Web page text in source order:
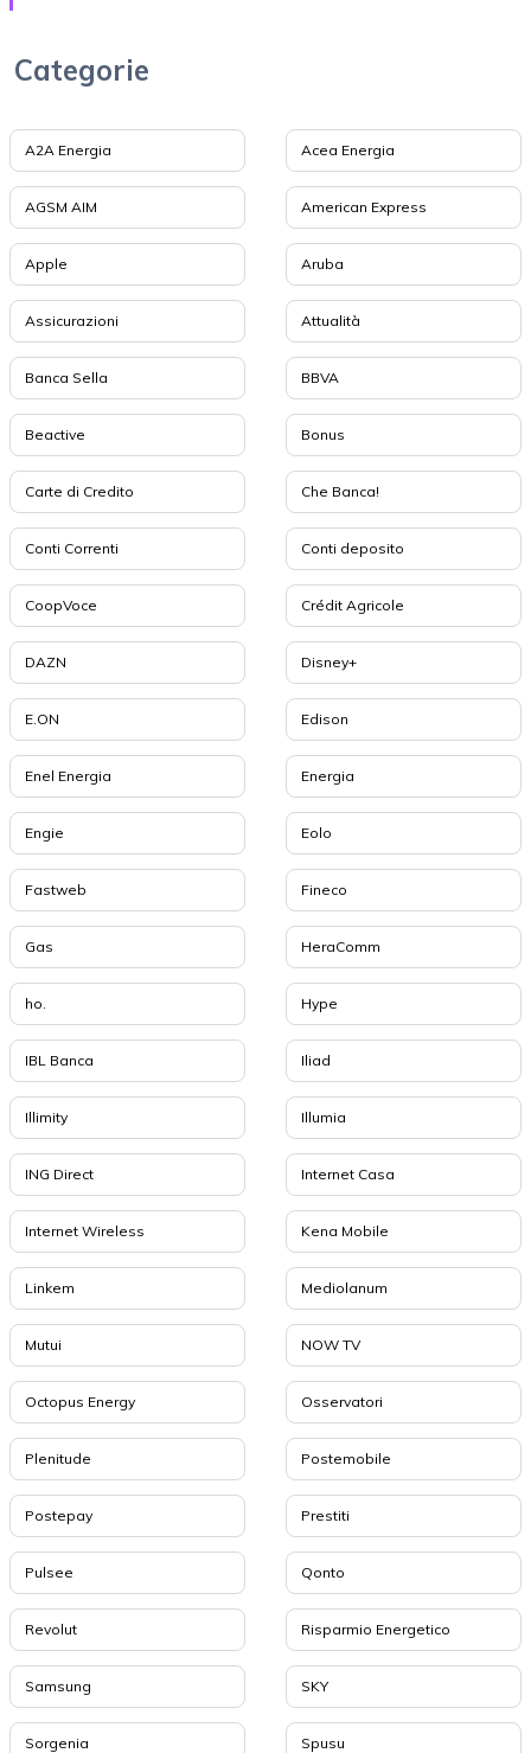
Categorie
A2A Energia Acea Energia
AGSM AIM American Express
Apple Aruba
Assicurazioni Attualità
Banca Sella BBVA
Beactive Bonus
Carte di Credito Che Banca!
Conti Correnti Conti deposito
CoopVoce Crédit Agricole
DAZN Disney+
E.ON Edison
Enel Energia Energia
Engie Eolo
Fastweb Fineco
Gas HeraComm
ho. Hype
IBL Banca Iliad
Illimity Illumia
ING Direct Internet Casa
Internet Wireless Kena Mobile
Linkem Mediolanum
Mutui NOW TV
Octopus Energy Osservatori
Plenitude Postemobile
Postepay Prestiti
Pulsee Qonto
Revolut Risparmio Energetico
Samsung SKY
Sorgenia Spusu